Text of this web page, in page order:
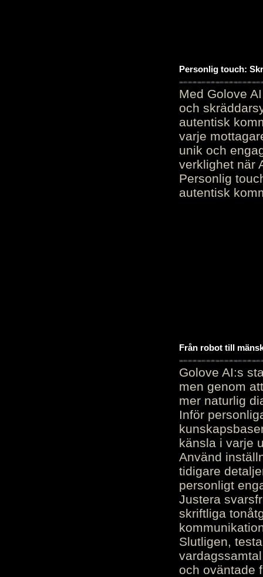
Personlig touch:
Med Golove
och
autentisk
varje
unik och
verklighet när
Personlig
autentisk
Från robot till
Golove AI:s
men genom
mer naturlig
Inför
känsla i varje
Använd
tidigare
personligt
Justera
skriftliga
Slutligen,
och oväntade